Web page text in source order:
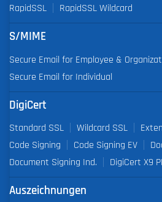
RapidSSL RapidSSL Wildcard
S/MIME
Secure Email for Employee &
Secure Email for Individual
DigiCert
Standard SSL Wildcard SSL
Code Signing
Code Signing EV
Document Signing Ind.
DigiCert X9
Auszeichnungen